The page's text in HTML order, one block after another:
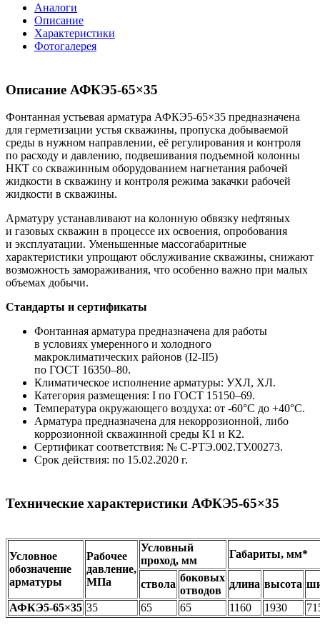
Аналоги
Описание
Характеристики
Фотогалерея
Описание АФКЭ5-65×35
Фонтанная устьевая арматура АФКЭ5-65×35 предназначена
для герметизации устья скважины, пропуска добываемой
среды в нужном направлении, её регулирования и контроля
по расходу и давлению, подвешивания подъемной колонны
НКТ со скважинным оборудованием нагнетания рабочей
жидкости в скважину и контроля режима закачки рабочей
жидкости в скважины.
Арматуру устанавливают на колонную обвязку нефтяных
и газовых скважин в процессе их освоения, опробования
и эксплуатации. Уменьшенные массогабаритные
характеристики упрощают обслуживание скважины, снижают
возможность замораживания, что особенно важно при малых
объемах добычи.
Стандарты и сертификаты
Фонтанная арматура предназначена для работы
в условиях умеренного и холодного
макроклиматических районов (I2-II5)
по ГОСТ 16350–80.
Климатическое исполнение арматуры: УХЛ, ХЛ.
Категория размещения: I по ГОСТ 15150–69.
Температура окружающего воздуха: от -60°С до +40°С.
Арматура предназначена для некоррозионной, либо
коррозионной скважинной среды К1 и К2.
Сертификат соответствия: № С-РТЭ.002.ТУ.00273.
Срок действия: по 15.02.2020 г.
Технические характеристики АФКЭ5-65×35
Условное
обозначение
арматуры
Рабочее
давление,
МПа
Условный
проход, мм
Габариты, мм*
ствола
боковых
отводов
длина высота
АФКЭ5-65×35 35 65 65 1160 1930